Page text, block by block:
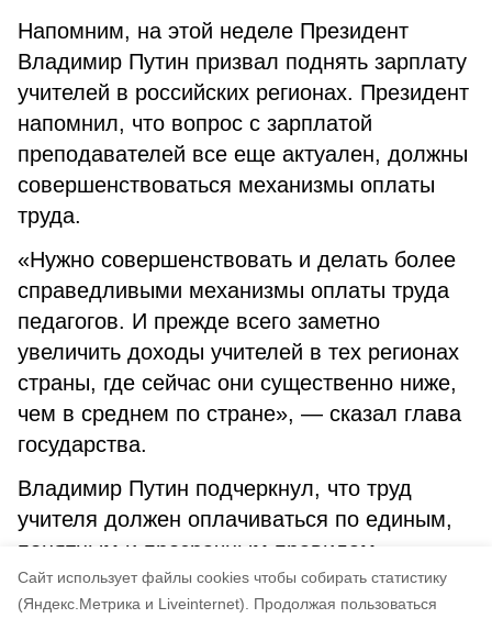
Cайт использует файлы cookies чтобы собирать статистику
(Яндекс.Метрика и Liveinternet).
Продолжая пользоваться
Напомним, на этой неделе Президент
Владимир Путин призвал поднять зарплату
учителей в российских регионах. Президент
напомнил, что вопрос с зарплатой
преподавателей все еще актуален, должны
совершенствоваться механизмы оплаты
труда.
«Нужно совершенствовать и делать более
справедливыми механизмы оплаты труда
педагогов. И прежде всего заметно
увеличить доходы учителей в тех регионах
страны, где сейчас они существенно ниже,
чем в среднем по стране», — сказал глава
государства.
Владимир Путин подчеркнул, что труд
учителя должен оплачиваться по единым,
понятным и прозрачным правилам.